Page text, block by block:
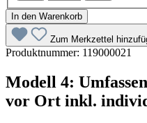
In den Warenkorb
Zum Merkzettel
Produktnummer: 119000021
Modell 4:
vor Ort inkl.